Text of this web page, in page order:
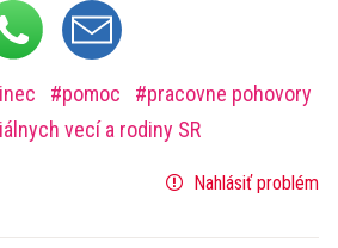
pomoc
pracovne pohovory
vecí a rodiny SR
Nahlásiť problém